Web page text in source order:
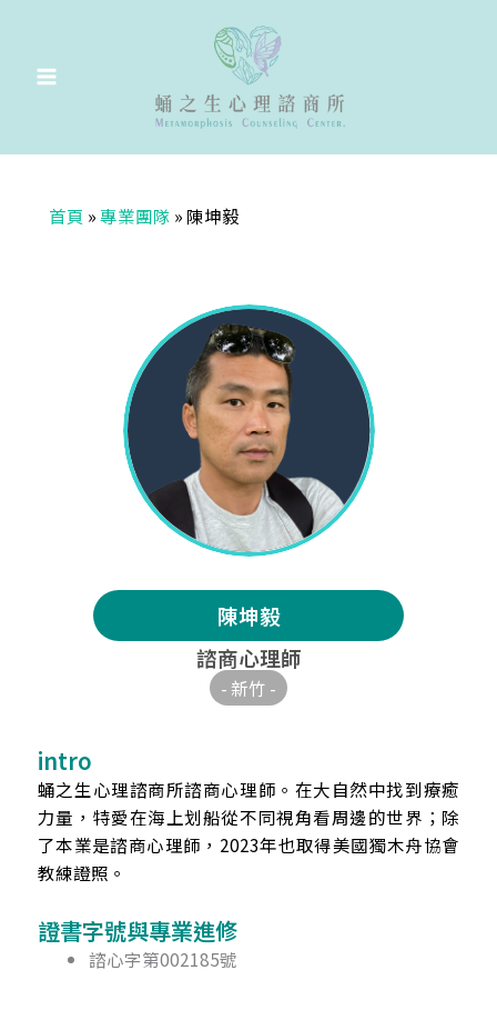
容
首頁 »專業團隊 » 陳坤毅
陳坤毅
諮商心理師
- 新竹 -
intro
蛹之生心理諮商所諮商心理師。在大自然中找到療癒
力量，特愛在海上划船從不同視角看周邊的世界；除
了本業是諮商心理師，2023年也取得美國獨木舟協會
教練證照。
證書字號與專業進修​
諮心字第002185號